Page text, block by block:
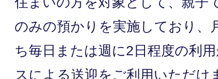
のみの預かりを実施しており、
ち毎日または週に2日程度の利
スによる送迎をご利用いただけ